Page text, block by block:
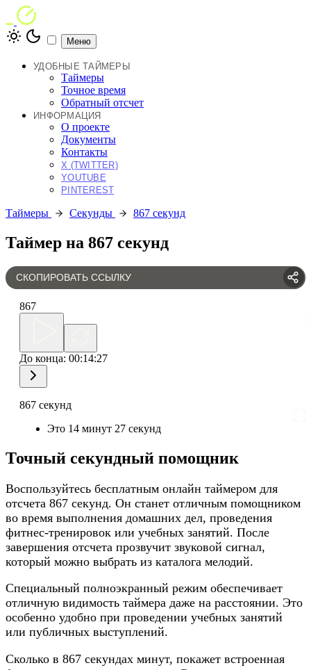
Меню
УДОБНЫЕ ТАЙМЕРЫ
Таймеры
Точное время
Обратный отсчет
ИНФОРМАЦИЯ
О проекте
Документы
Контакты
X (TWITTER)
YOUTUBE
PINTEREST
Таймеры Секунды 867 секунд
Таймер на 867 секунд
СКОПИРОВАТЬ ССЫЛКУ
867
До конца: 00:14:27
867 секунд
Это 14 минут 27 секунд
Точный секундный помощник
Воспользуйтесь бесплатным онлайн таймером для
отсчета 867 секунд. Он станет отличным помощником
во время выполнения домашних дел, проведения
фитнес-тренировок или учебных занятий. После
завершения отсчета прозвучит звуковой сигнал,
который можно выбрать из каталога мелодий.
Специальный полноэкранный режим обеспечивает
отличную видимость таймера даже на расстоянии. Это
особенно удобно при проведении учебных занятий
или публичных выступлений.
Сколько в 867 секундах минут, покажет встроенная